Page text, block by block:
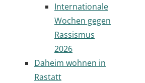
Internationale
Wochen gegen
Rassismus
2026
Daheim wohnen in
Rastatt